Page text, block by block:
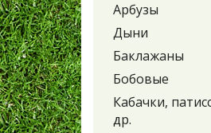
Арбузы
Дыни
Баклажаны
Бобовые
Кабачки,
др.